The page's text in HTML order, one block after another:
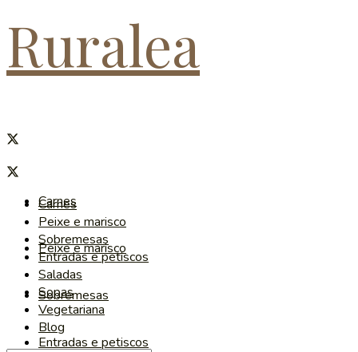
Ruralea
Carnes
Peixe e marisco
Sobremesas
Entradas e petiscos
Carnes
Peixe e marisco
Sobremesas
Entradas e petiscos
Saladas
Sopas
Vegetariana
Blog